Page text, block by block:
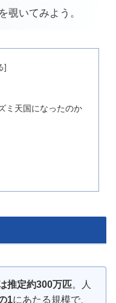
覗いてみよう。
ミ天国になったのか
推定約300万匹。人
1にあたる規模で、